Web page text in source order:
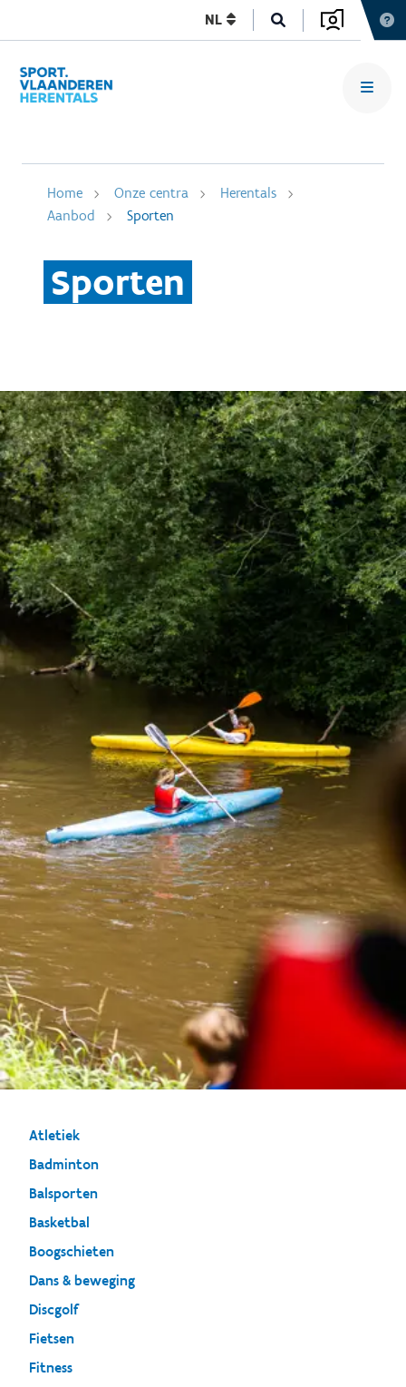
NL
Home Onze centra
Herentals
Aanbod
Sporten
Sporten
Atletiek
Badminton
Balsporten
Basketbal
Boogschieten
Dans & beweging
Discgolf
Fietsen
Fitness